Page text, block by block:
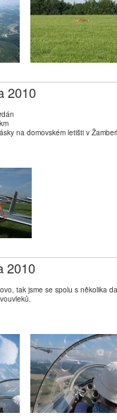
2010
na domovském letišti v
2010
tak jsme se spolu s několika